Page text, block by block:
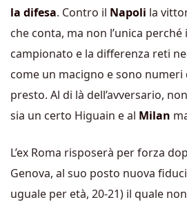
la difesa. Contro il Napoli la
che conta, ma non l’unica
campionato e la differenza reti
come un macigno e sono
presto. Al di là dell’avversario,
sia un certo Higuain e al Milan
L’ex Roma risposerà per forza
Genova, al suo posto nuova
uguale per età, 20-21) il quale